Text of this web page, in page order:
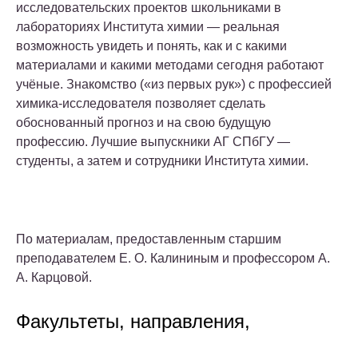
исследовательских проектов школьниками в
лабораториях Института химии — реальная
возможность увидеть и понять, как и с какими
материалами и какими методами сегодня работают
учёные. Знакомство («из первых рук») с профессией
химика-исследователя позволяет сделать
обоснованный прогноз и на свою будущую
профессию. Лучшие выпускники АГ СПбГУ —
студенты, а затем и сотрудники Института химии.
По материалам, предоставленным старшим
преподавателем Е. О. Калининым и профессором А.
А. Карцовой.
Факультеты, направления,